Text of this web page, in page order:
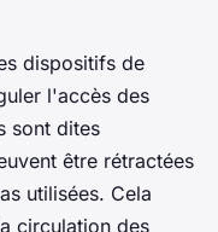
dispositifs de
l'accès des
sont dites
être rétractées
utilisées. Cela
circulation des